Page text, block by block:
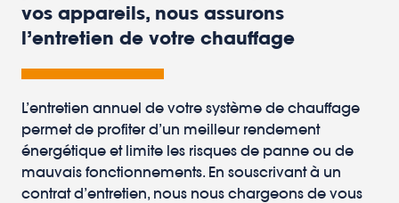
vos appareils, nous assurons
l’entretien de votre chauffage
L’entretien annuel de votre système de chauffage
permet de profiter d’un meilleur rendement
énergétique et limite les risques de panne ou de
mauvais fonctionnements. En souscrivant à un
contrat d’entretien, nous nous chargeons de vous